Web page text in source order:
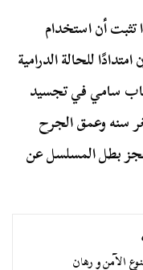
تثبت أن استخدام
للحالة الدرامية
سامي في تجسيد
سنه وعمق الجرح
بطل المسلسل عن
: بين التنوع الآمن و رهان